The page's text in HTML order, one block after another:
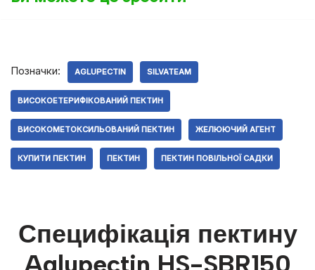
до
Позначки: AGLUPECTIN SILVATEAM
ВИСОКОЕТЕРИФІКОВАНИЙ ПЕКТИН
ВИСОКОМЕТОКСИЛЬОВАНИЙ ПЕКТИН ЖЕЛЮЮЧИЙ АГЕНТ
КУПИТИ ПЕКТИН ПЕКТИН ПЕКТИН ПОВІЛЬНОЇ САДКИ
Специфікація пектину